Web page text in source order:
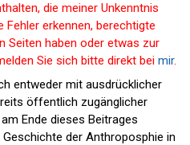
die meiner Unkenntnis
Fehler erkennen, berechtigte
Seiten haben oder etwas zur
Sie sich bitte direkt bei mir.
entweder mit ausdrücklicher
öffentlich zugänglicher
Ende dieses Beitrages
der Anthroposphie in